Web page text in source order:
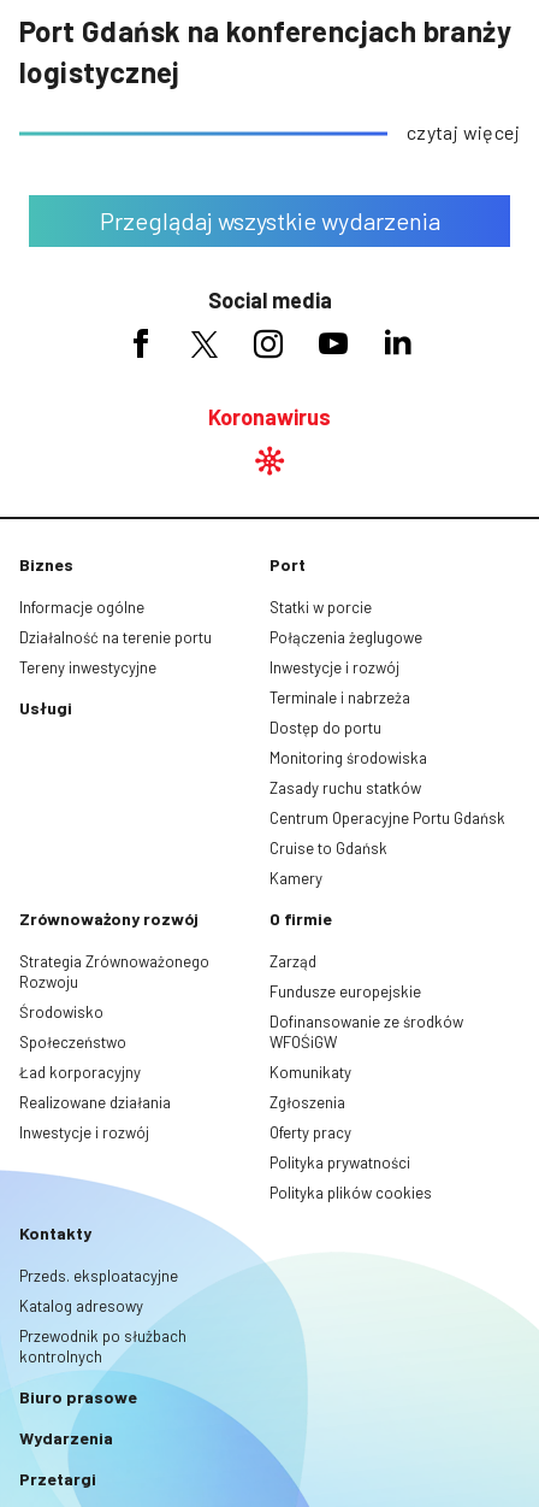
Port Gdańsk na konferencjach branży
logistycznej
czytaj więcej
Przeglądaj wszystkie wydarzenia
Social media
Koronawirus
Biznes
Informacje ogólne
Działalność na terenie portu
Tereny inwestycyjne
Usługi
Port
Statki w porcie
Połączenia żeglugowe
Inwestycje i rozwój
Terminale i nabrzeża
Dostęp do portu
Monitoring środowiska
Zasady ruchu statków
Centrum Operacyjne Portu Gdańsk
Cruise to Gdańsk
Kamery
Zrównoważony rozwój
Strategia Zrównoważonego
Rozwoju
Środowisko
Społeczeństwo
Ład korporacyjny
Realizowane działania
Inwestycje i rozwój
O firmie
Zarząd
Fundusze europejskie
Dofinansowanie ze środków
WFOŚiGW
Komunikaty
Zgłoszenia
Oferty pracy
Polityka prywatności
Polityka plików cookies
Kontakty
Przeds. eksploatacyjne
Katalog adresowy
Przewodnik po służbach
kontrolnych
Biuro prasowe
Wydarzenia
Przetargi